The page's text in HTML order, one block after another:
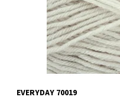
EVERYDAY 70019